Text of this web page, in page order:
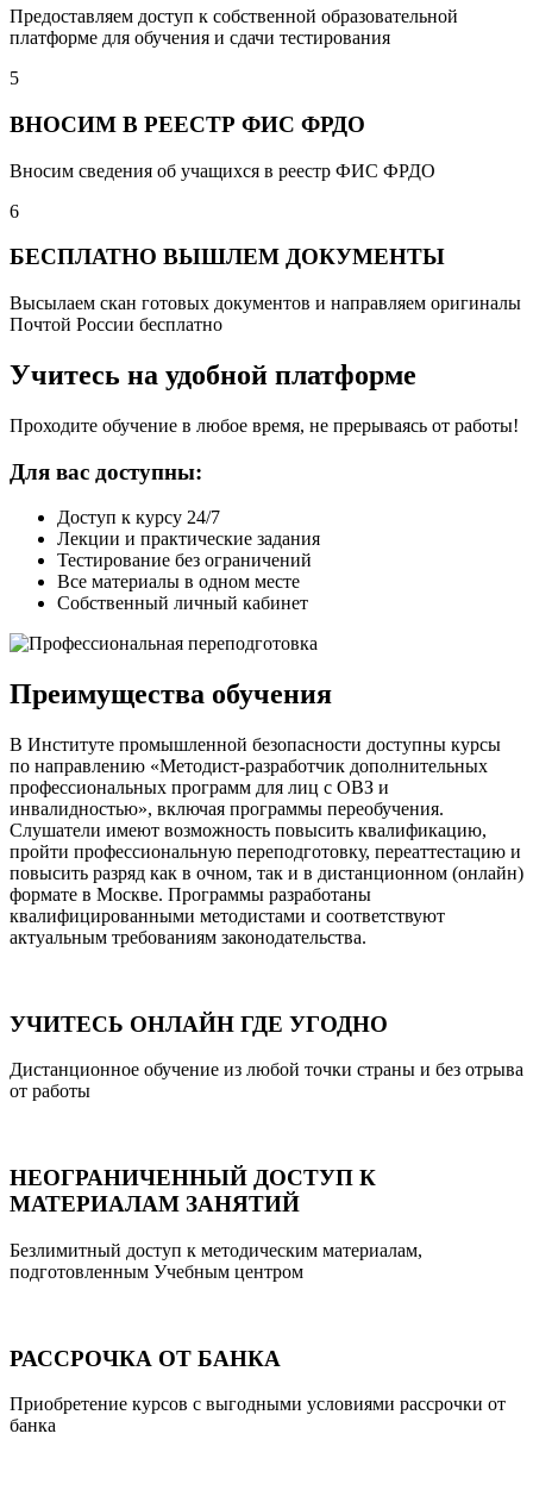
Предоставляем доступ к собственной образовательной
платформе для обучения и сдачи тестирования
5
ВНОСИМ В РЕЕСТР ФИС ФРДО
Вносим сведения об учащихся в реестр ФИС ФРДО
6
БЕСПЛАТНО ВЫШЛЕМ ДОКУМЕНТЫ
Высылаем скан готовых документов и направляем оригиналы
Почтой России бесплатно
Учитесь на удобной платформе
Проходите обучение в любое время, не прерываясь от работы!
Для вас доступны:
Доступ к курсу 24/7
Лекции и практические задания
Тестирование без ограничений
Все материалы в одном месте
Собственный личный кабинет
Преимущества обучения
В Институте промышленной безопасности доступны курсы
по направлению «Методист-разработчик дополнительных
профессиональных программ для лиц с ОВЗ и
инвалидностью», включая программы переобучения.
Слушатели имеют возможность повысить квалификацию,
пройти профессиональную переподготовку, переаттестацию и
повысить разряд как в очном, так и в дистанционном (онлайн)
формате в Москве. Программы разработаны
квалифицированными методистами и соответствуют
актуальным требованиям законодательства.
УЧИТЕСЬ ОНЛАЙН ГДЕ УГОДНО
Дистанционное обучение из любой точки страны и без отрыва
от работы
НЕОГРАНИЧЕННЫЙ ДОСТУП К
МАТЕРИАЛАМ ЗАНЯТИЙ
Безлимитный доступ к методическим материалам,
подготовленным Учебным центром
РАССРОЧКА ОТ БАНКА
Приобретение курсов с выгодными условиями рассрочки от
банка